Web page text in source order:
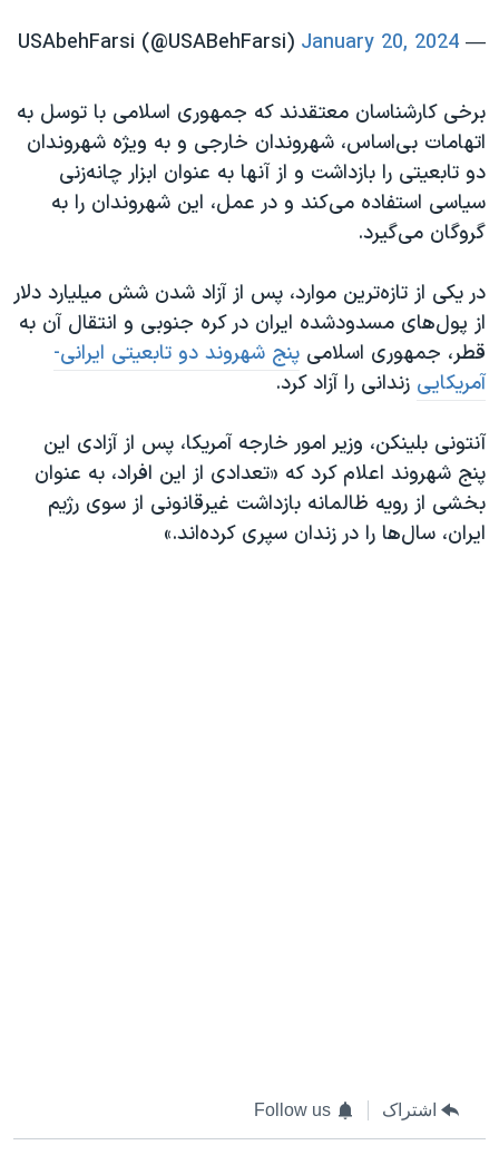
— USAbehFarsi (@USABehFarsi)
January 20, 2024
برخی کارشناسان معتقدند که جمهوری اسلامی با توسل به
اتهامات بی‌اساس، شهروندان خارجی و به ویژه شهروندان
دو تابعیتی را بازداشت و از آنها به عنوان ابزار چانه‌زنی
سیاسی استفاده می‌کند و در عمل، این شهروندان را به
گروگان می‌گیرد.
در یکی از تازه‌ترین موارد، پس از آزاد شدن شش میلیارد دلار
از پول‌های مسدودشده ایران در کره جنوبی و انتقال آن به
قطر، جمهوری اسلامی پنج شهروند دو تابعیتی ایرانی-
آمریکایی زندانی را آزاد کرد.
آنتونی بلینکن، وزیر امور خارجه آمریکا، پس از آزادی این
پنج شهروند اعلام کرد که «تعدادی از این افراد، به عنوان
بخشی از رویه ظالمانه بازداشت غیرقانونی از سوی رژیم
ایران، سال‌ها را در زندان سپری کرده‌اند.»
اشتراک Follow us